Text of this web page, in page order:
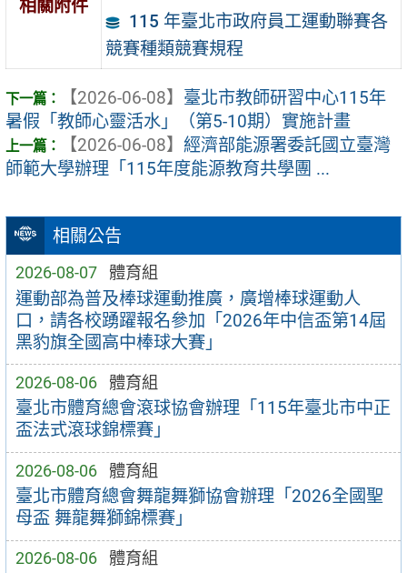
相關公告
2026-08-07 體育組
運動部為普及棒球運動推廣，廣增棒球運動人
口，請各校踴躍報名參加「2026年中信盃第14屆
黑豹旗全國高中棒球大賽」
2026-08-06 體育組
臺北市體育總會滾球協會辦理「115年臺北市中正
盃法式滾球錦標賽」
2026-08-06 體育組
臺北市體育總會舞龍舞獅協會辦理「2026全國聖
母盃 舞龍舞獅錦標賽」
2026-08-06 體育組
相關附件
115 年臺北市政府員工運動聯賽各
競賽種類競賽規程
【2026-06-08】 臺北市教師研習中心115年
暑假「教師心靈活水」（第5-10期）實施計畫
【2026-06-08】 經濟部能源署委託國立臺灣
師範大學辦理「115年度能源教育共學團 ...